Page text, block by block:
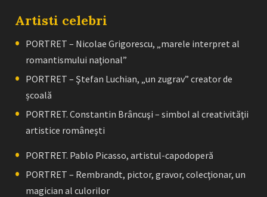
Artisti celebri
PORTRET – Nicolae Grigorescu, „marele interpret al
romantismului naţional”
PORTRET – Ştefan Luchian, „un zugrav” creator de
școală
PORTRET. Constantin Brâncuşi – simbol al creativităţii
artistice româneşti
PORTRET. Pablo Picasso, artistul-capodoperă
PORTRET – Rembrandt, pictor, gravor, colecţionar, un
magician al culorilor